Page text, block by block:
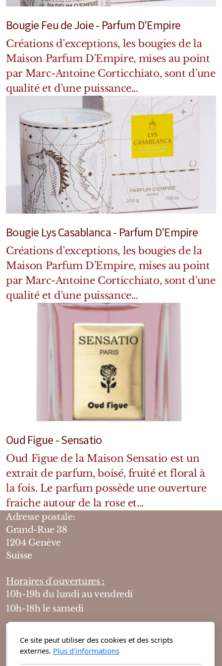
Bougie Feu de Joie - Parfum D'Empire
Créations d'exceptions, les bougies de la
Maison Parfum D'Empire, mises au point
par Marc-Antoine Corticchiato, sont d'une
qualité et d'une puissance...
Bougie Lys Casablanca - Parfum D'Empire
Créations d'exceptions, les bougies de la
Maison Parfum D'Empire, mises au point
par Marc-Antoine Corticchiato, sont d'une
qualité et d'une puissance...
Oud Figue - Sensatio
Oud Figue de la Maison Sensatio est un
extrait de parfum, boisé, fruité et floral à
la fois. Le parfum possède une ouverture
fraiche autour de la rose et...
Adresse postale:
Grand-Rue 38
1204 Genève
Suisse
Horaires d'ouvertures :
10h-19h du lundi au vendredi
10h-18h le samedi
Ce site peut utiliser des cookies et des scripts
externes. Plus d'informations
Mixte
Bougies
Diffuseurs
Cosmétiques